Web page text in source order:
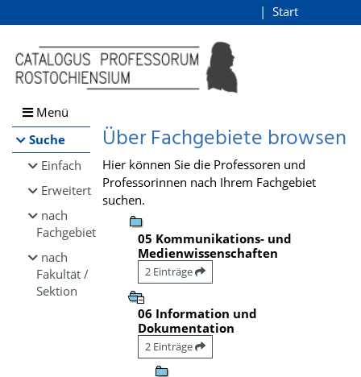
Browsen
direkt zum Inhalt
Start
Menü
Suche
Einfach
Erweitert
nach
Fachgebiet
nach
Fakultät /
Sektion
Über Fachgebiete browsen
Hier können Sie die Professoren und
Professorinnen nach Ihrem Fachgebiet
suchen.
05 Kommunikations- und
Medienwissenschaften
2 Einträge
06 Information und
Dokumentation
2 Einträge